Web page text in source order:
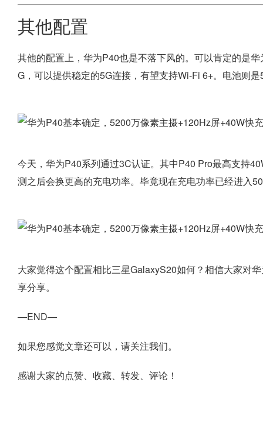
其他配置
其他的配置上，华为P40也是不落下风的。可以肯定的是
G，可以提供稳定的5G连接，有望支持Wi-Fi 6+。电池则
今天，华为P40系列通过3C认证。其中P40 Pro最高支持
测之后会换更高的充电功率。毕竟现在充电功率已经进入
大家觉得这个配置相比三星GalaxyS20如何？相信大家对
享分享。
—END—
如果您感觉文章还可以，请关注我们。
感谢大家的点赞、收藏、转发、评论！